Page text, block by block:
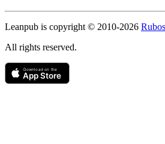
Copyright
Leanpub is copyright © 2010-2026
All rights reserved.